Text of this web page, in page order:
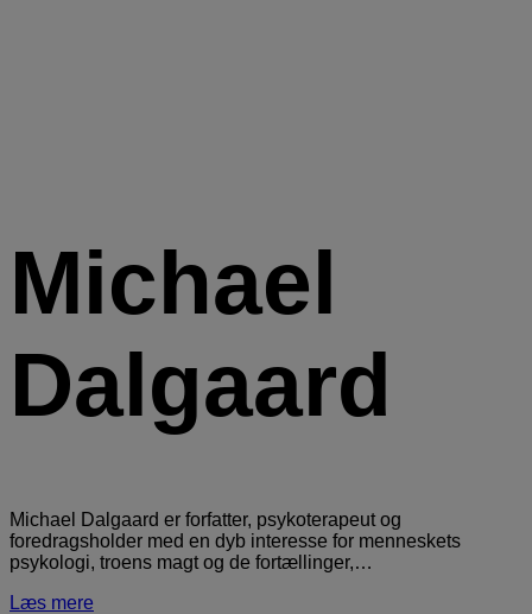
Michael
Dalgaard
Michael Dalgaard er forfatter, psykoterapeut og
foredragsholder med en dyb interesse for menneskets
psykologi, troens magt og de fortællinger,…
Læs mere